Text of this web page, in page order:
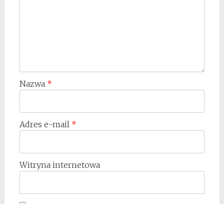
Nazwa *
Adres e-mail *
Witryna internetowa